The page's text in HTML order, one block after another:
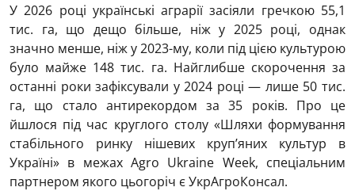
У 2026 році українські аграрії засіяли гречкою 55,1
тис. га, що дещо більше, ніж у 2025 році, однак
значно менше, ніж у 2023-му, коли під цією культурою
було майже 148 тис. га. Найглибше скорочення за
останні роки зафіксували у 2024 році — лише 50 тис.
га, що стало антирекордом за 35 років. Про це
йшлося під час круглого столу «Шляхи формування
стабільного ринку нішевих круп’яних культур в
Україні» в межах Agro Ukraine Week, спеціальним
партнером якого цьогоріч є УкрАгроКонсал.